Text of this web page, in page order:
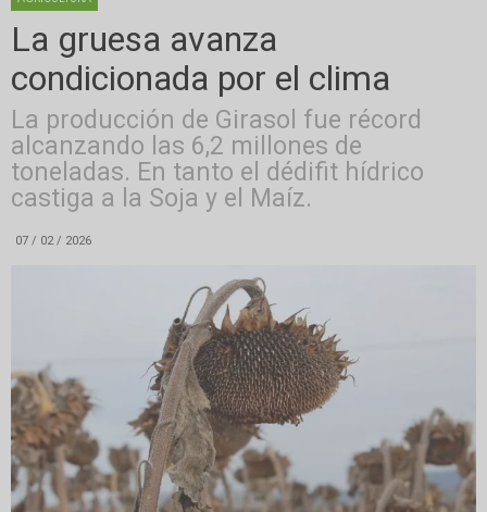
La gruesa avanza
condicionada por el clima
La producción de Girasol fue récord
alcanzando las 6,2 millones de
toneladas. En tanto el dédifit hídrico
castiga a la Soja y el Maíz.
07 / 02 / 2026